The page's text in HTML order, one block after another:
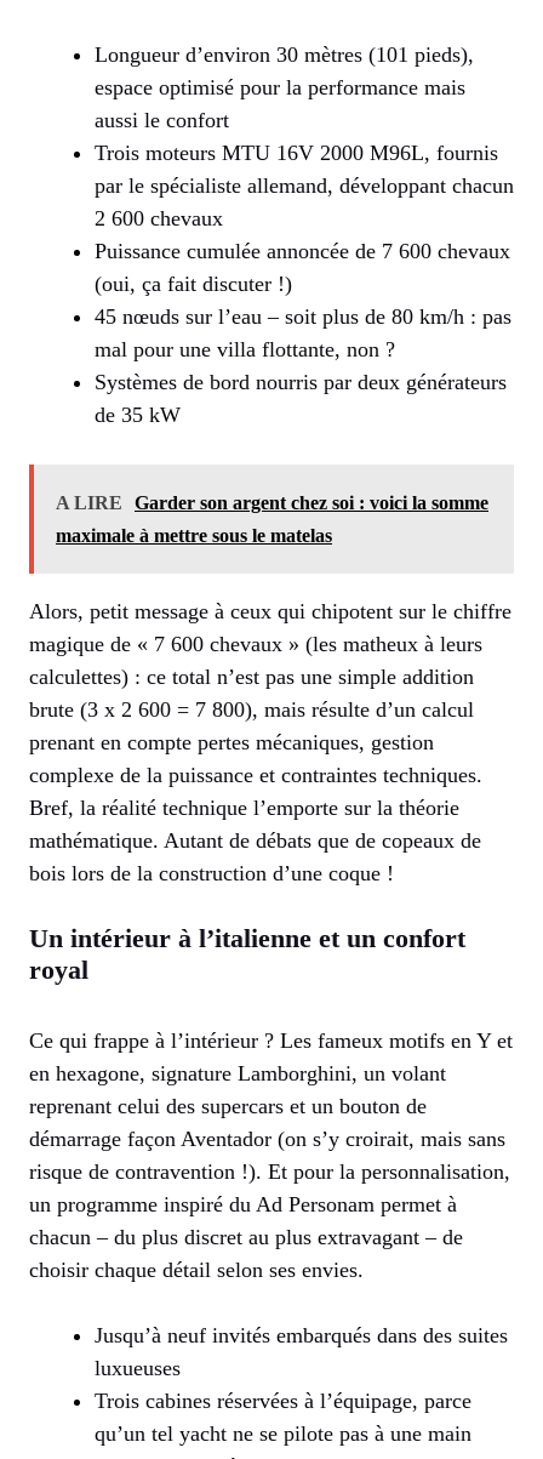
Longueur d’environ 30 mètres (101 pieds),
espace optimisé pour la performance mais
aussi le confort
Trois moteurs MTU 16V 2000 M96L, fournis
par le spécialiste allemand, développant chacun
2 600 chevaux
Puissance cumulée annoncée de 7 600 chevaux
(oui, ça fait discuter !)
45 nœuds sur l’eau – soit plus de 80 km/h : pas
mal pour une villa flottante, non ?
Systèmes de bord nourris par deux générateurs
de 35 kW
A LIRE
Garder son argent chez soi : voici la somme
maximale à mettre sous le matelas
Alors, petit message à ceux qui chipotent sur le chiffre
magique de « 7 600 chevaux » (les matheux à leurs
calculettes) : ce total n’est pas une simple addition
brute (3 x 2 600 = 7 800), mais résulte d’un calcul
prenant en compte pertes mécaniques, gestion
complexe de la puissance et contraintes techniques.
Bref, la réalité technique l’emporte sur la théorie
mathématique. Autant de débats que de copeaux de
bois lors de la construction d’une coque !
Un intérieur à l’italienne et un confort
royal
Ce qui frappe à l’intérieur ? Les fameux motifs en Y et
en hexagone, signature Lamborghini, un volant
reprenant celui des supercars et un bouton de
démarrage façon Aventador (on s’y croirait, mais sans
risque de contravention !). Et pour la personnalisation,
un programme inspiré du Ad Personam permet à
chacun – du plus discret au plus extravagant – de
choisir chaque détail selon ses envies.
Jusqu’à neuf invités embarqués dans des suites
luxueuses
Trois cabines réservées à l’équipage, parce
qu’un tel yacht ne se pilote pas à une main